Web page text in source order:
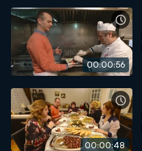
00:00:56
00:00:48